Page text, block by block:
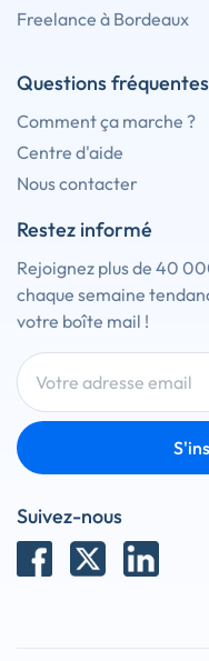
Freelance à Bordeaux
Questions fréquentes
Comment ça marche ?
Centre d'aide
Nous contacter
Restez informé
Rejoignez plus de 40
chaque semaine
votre boîte mail !
Suivez-nous